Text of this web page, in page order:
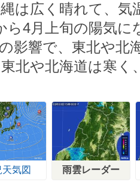
は広く晴れて、気
ら4月上旬の陽気に
影響で、東北や北
北や北海道は寒く
気図 雨雲レーダー